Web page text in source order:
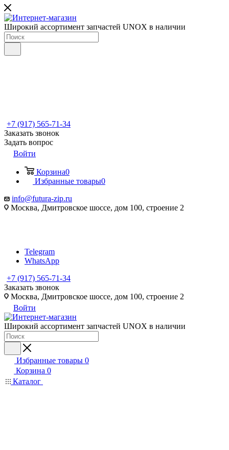
Широкий ассортимент запчастей UNOX в наличии
+7 (917) 565-71-34
Заказать звонок
Задать вопрос
Войти
Корзина0
Избранные товары0
info@futura-zip.ru
Москва, Дмитровское шоссе, дом 100, строение 2
Telegram
WhatsApp
+7 (917) 565-71-34
Заказать звонок
Москва, Дмитровское шоссе, дом 100, строение 2
Войти
Широкий ассортимент запчастей UNOX в наличии
Избранные товары 0
Корзина 0
Каталог